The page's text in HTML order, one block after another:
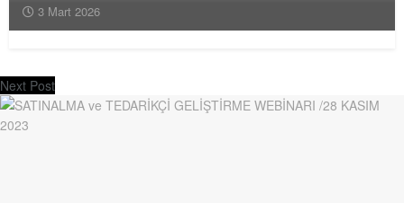
3 Mart 2026
Next Post